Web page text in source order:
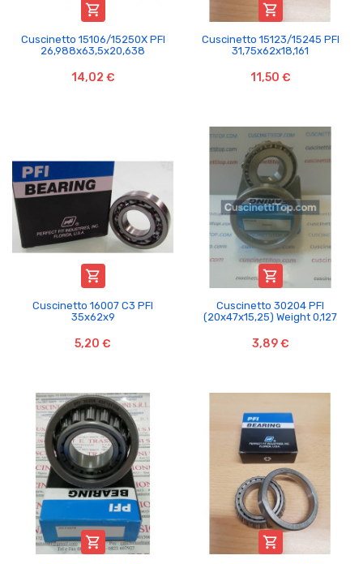

Cuscinetto 15106/15250X PFI
26,988x63,5x20,638
14,02 €

Cuscinetto 15123/15245 PFI
31,75x62x18,161
11,50 €

Cuscinetto 16007 C3 PFI
35x62x9
5,20 €

Cuscinetto 30204 PFI
(20x47x15,25) Weight 0,127
3,89 €
 